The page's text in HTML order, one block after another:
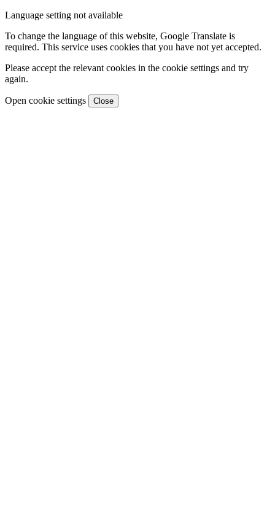
Language setting not available
To change the language of this website, Google Translate is
required. This service uses cookies that you have not yet accepted.
Please accept the relevant cookies in the cookie settings and try
again.
Open cookie settings Close